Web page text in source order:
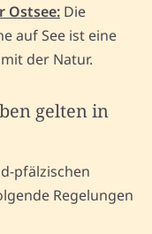
Ostsee: Die
auf See ist eine
der Natur.
gelten in
pfälzischen
Regelungen